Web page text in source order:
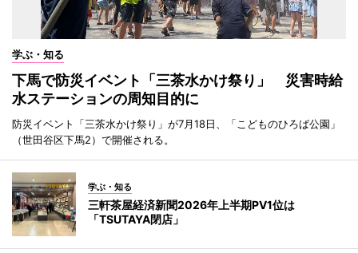
学ぶ・知る
下馬で防災イベント「三茶水かけ祭り」 災害時給
水ステーションの周知目的に
防災イベント「三茶水かけ祭り」が7月18日、「こどものひろば公園」
（世田谷区下馬2）で開催される。
学ぶ・知る
三軒茶屋経済新聞2026年上半期PV1位は
「TSUTAYA閉店」